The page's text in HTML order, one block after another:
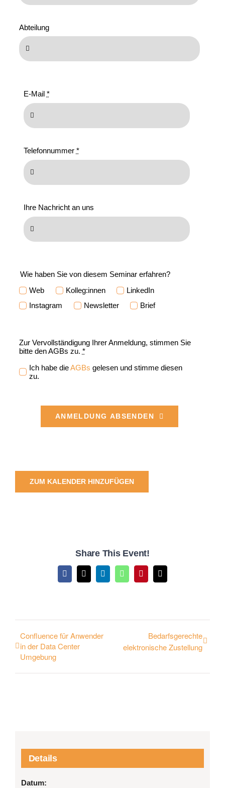
Abteilung
E-Mail *
Telefonnummer *
Ihre Nachricht an uns
Wie haben Sie von diesem Seminar erfahren?
Web
Kolleg:innen
LinkedIn
Instagram
Newsletter Brief
Zur Vervollständigung Ihrer Anmeldung, stimmen Sie
bitte den AGBs zu. *
Ich habe dieAGBs gelesen und stimme diesen
zu.
ANMELDUNG ABSENDEN
ZUM KALENDER HINZUFÜGEN
Share This Event!
Facebook
X LinkedInWhatsAppPinterest
E-
Mail
Confluence für Anwender
in der Data Center
Umgebung
Bedarfsgerechte
elektronische Zustellung
Details
Datum: